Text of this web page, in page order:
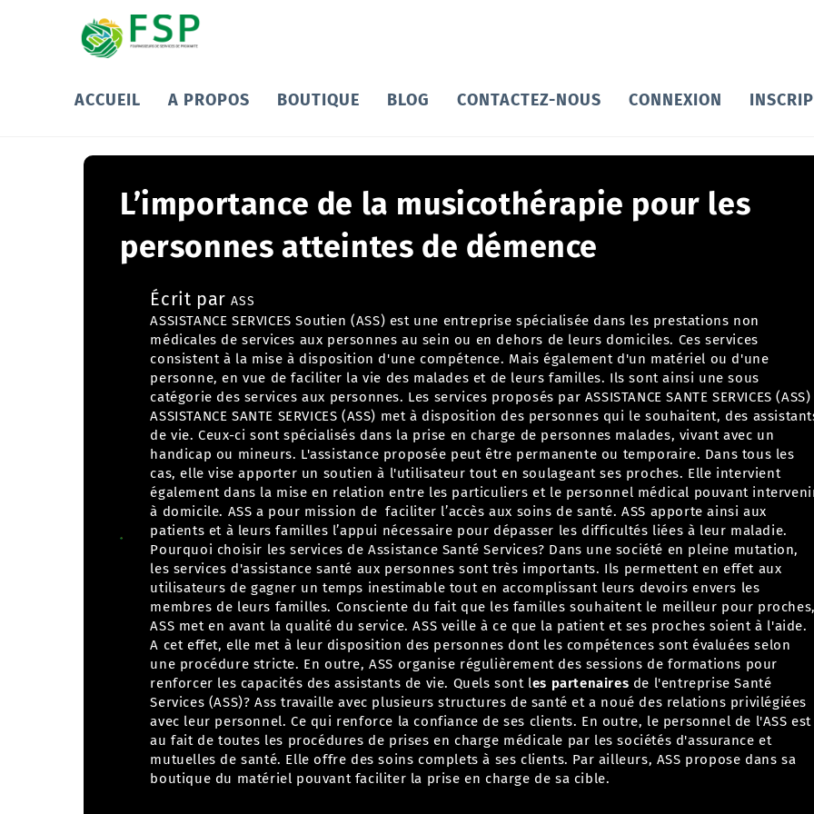
ACCUEIL A PROPOS BOUTIQUE BLOG CONTACTEZ-NOUS CONNEXION
L’importance de la musicothérapie pour les
personnes atteintes de démence
Écrit parASS
ASSISTANCE SERVICES Soutien (ASS) est une entreprise spécialisée dans les prestations non
médicales de services aux personnes au sein ou en dehors de leurs domiciles. Ces services
consistent à la mise à disposition d'une compétence. Mais également d'un matériel ou d'une
personne, en vue de faciliter la vie des malades et de leurs familles. Ils sont ainsi une sous
catégorie des services aux personnes. Les services proposés par ASSISTANCE SANTE SERVICES (ASS)
ASSISTANCE SANTE SERVICES (ASS) met à disposition des personnes qui le souhaitent, des
de vie. Ceux-ci sont spécialisés dans la prise en charge de personnes malades, vivant avec un
handicap ou mineurs. L'assistance proposée peut être permanente ou temporaire. Dans tous les
cas, elle vise apporter un soutien à l'utilisateur tout en soulageant ses proches. Elle intervient
également dans la mise en relation entre les particuliers et le personnel médical pouvant
à domicile. ASS a pour mission de faciliter l’accès aux soins de santé.ASS apporte ainsi aux
patients et à leurs familles l’appui nécessaire pour dépasser les difficultés liées à leur maladie.
Pourquoi choisir les services de Assistance Santé Services? Dans une société en pleine mutation,
les services d'assistance santé aux personnes sont très importants. Ils permettent en effet aux
utilisateurs de gagner un temps inestimable tout en accomplissant leurs devoirs envers les
membres de leurs familles. Consciente du fait que les familles souhaitent le meilleur pour proches,
ASS met en avant la qualité du service.ASS veille à ce que la patient et ses proches soient à l'aide.
A cet effet, elle met à leur disposition des personnes dont les compétences sont évaluées selon
une procédure stricte. En outre, ASS organise régulièrement des sessions de formations pour
renforcer les capacités des assistants de vie. Quels sont les partenaires de l'entreprise Santé
Services (ASS)? Ass travaille avec plusieurs structures de santé et a noué des relations privilégiées
avec leur personnel. Ce qui renforce la confiance de ses clients. En outre, le personnel de l'ASS est
au fait de toutes les procédures de prises en charge médicale par les sociétés d'assurance et
mutuelles de santé. Elle offre des soins complets à ses clients. Par ailleurs, ASS propose dans sa
boutique du matériel pouvant faciliter la prise en charge de sa cible.